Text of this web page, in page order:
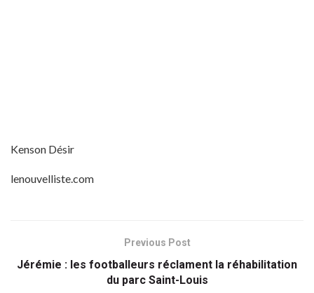
Kenson Désir
lenouvelliste.com
Previous Post
Jérémie : les footballeurs réclament la réhabilitation
du parc Saint-Louis